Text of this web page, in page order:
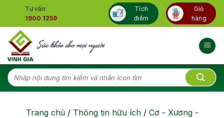
content
Tư vấn:
1900 1259
Tích
điểm
Giỏ
hàng
Tìm
kiếm:
Trang chủ/ Thông tin hữu ích/ Cơ - Xương -